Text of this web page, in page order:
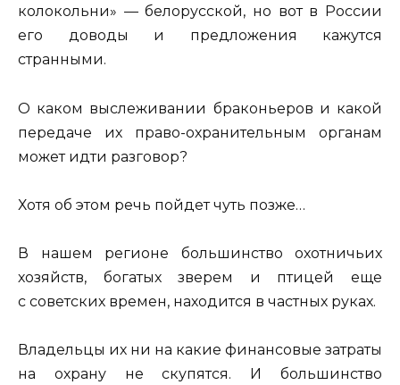
колокольни» — белорусской, но вот в России
его доводы и предложения кажутся
странными.
О каком выслеживании браконьеров и какой
передаче их право-охранительным органам
может идти разговор?
Хотя об этом речь пойдет чуть позже…
В нашем регионе большинство охотничьих
хозяйств, богатых зверем и птицей еще
с советских времен, находится в частных руках.
Владельцы их ни на какие финансовые затраты
на охрану не скупятся. И большинство